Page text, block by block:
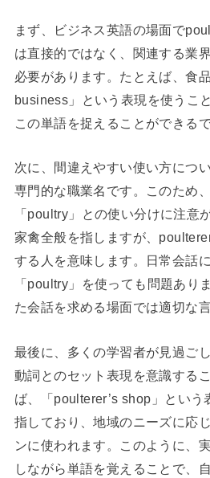
まず、ビジネス英語の場面で
は直接的ではなく、関連する業
必要があります。たとえば、食
business」という表現を使うこ
この単語を捉えることができるで
次に、間違えやすい使い方につ
専門的な職業名です。このため
「poultry」との使い分けに注意
家禽全般を指しますが、
する人を意味します。日常会話
「poultry」を使っても問題あり
た会話を求める場面では適切な
最後に、多くの学習者が見過ご
動詞とのセット表現を意識する
ば、「poulterer’s shop」という
指しており、地域のニーズに応
ンに使われます。このように、
しながら単語を覚えることで、